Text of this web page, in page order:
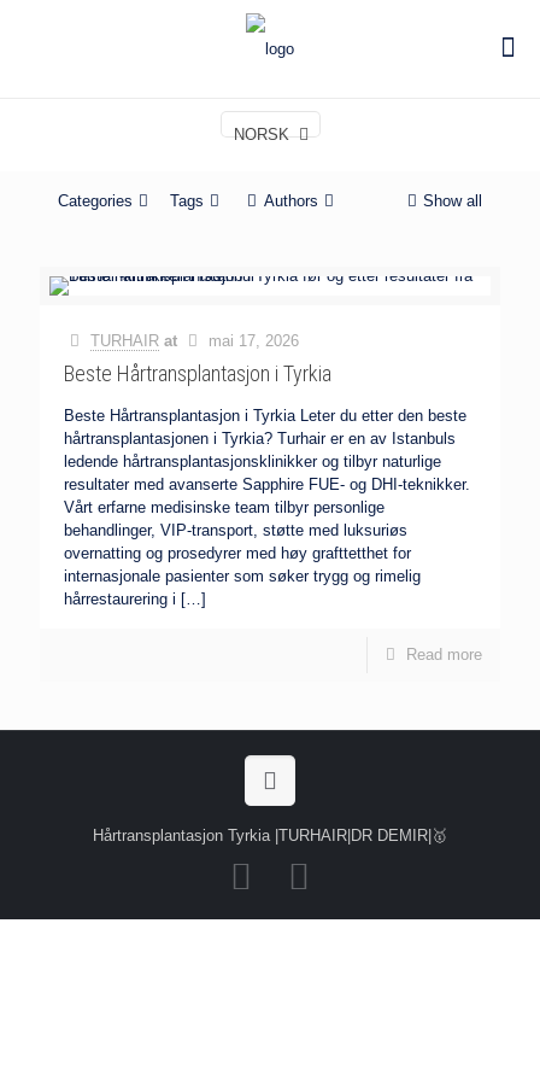
NORSK
Categories Tags Authors Show all
TURHAIR at mai 17, 2026
Beste Hårtransplantasjon i Tyrkia
Beste Hårtransplantasjon i Tyrkia Leter du etter den beste
hårtransplantasjonen i Tyrkia? Turhair er en av Istanbuls
ledende hårtransplantasjonsklinikker og tilbyr naturlige
resultater med avanserte Sapphire FUE- og DHI-teknikker.
Vårt erfarne medisinske team tilbyr personlige
behandlinger, VIP-transport, støtte med luksuriøs
overnatting og prosedyrer med høy grafttetthet for
internasjonale pasienter som søker trygg og rimelig
hårrestaurering i […]
Read more
Hårtransplantasjon Tyrkia |TURHAIR|DR DEMIR|🥇